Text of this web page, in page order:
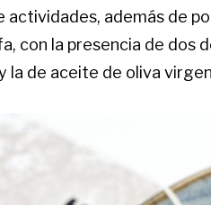
actividades, además de
con la presencia de dos
la de aceite de oliva